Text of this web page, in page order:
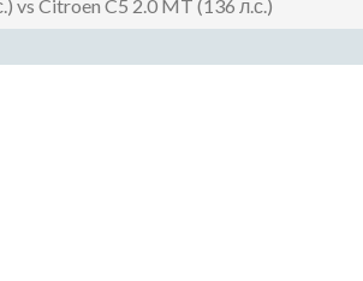
vs Citroen C5 2.0 MT (136 л.с.)